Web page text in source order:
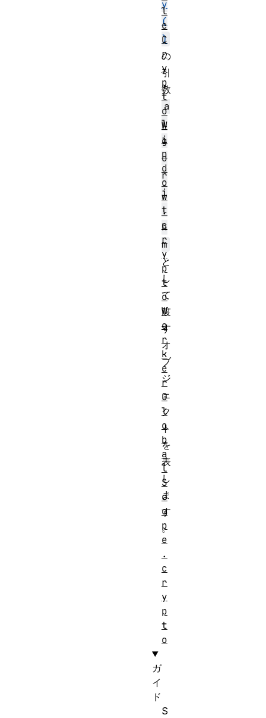
y
(
)
の
引
数
a
l
g
o
r
i
t
h
m
と
し
て
渡
す
オ
ブ
ジ
ェ
ク
ト
を
表
し
ま
す
。
l
e
C
r
y
p
t
o
W
i
n
d
o
w
.
c
r
y
p
t
o
W
o
r
k
e
r
G
l
o
b
a
l
S
c
o
p
e
.
c
r
y
p
t
o
ガ
イ
ド
S